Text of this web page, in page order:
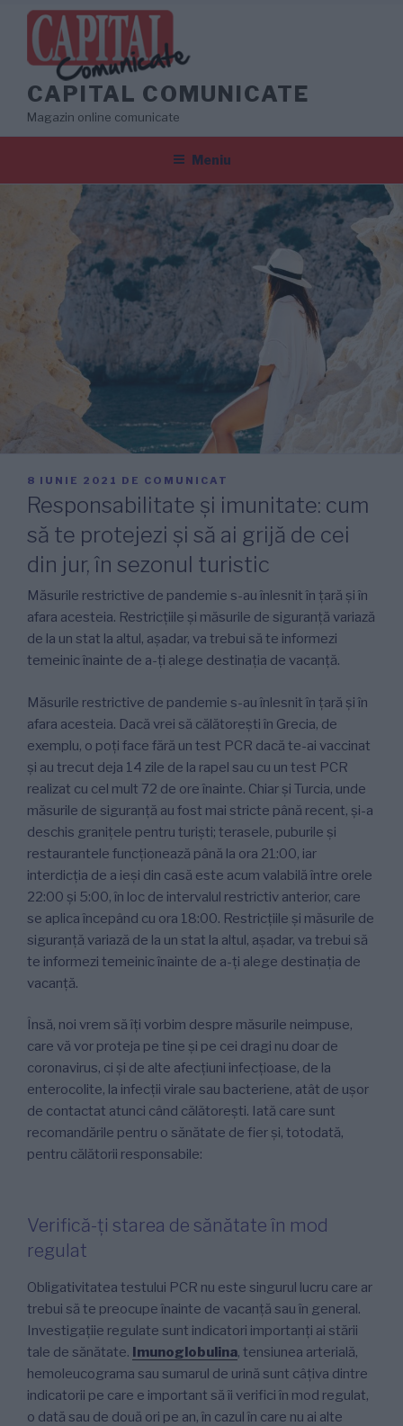
conținut
CAPITAL COMUNICATE
Magazin online comunicate
Meniu
PUBLICAT
PE
8 IUNIE 2021 DE COMUNICAT
Responsabilitate și imunitate: cum
să te protejezi și să ai grijă de cei
din jur, în sezonul turistic
Măsurile restrictive de pandemie s-au înlesnit în țară și în
afara acesteia. Restricțiile și măsurile de siguranță variază
de la un stat la altul, așadar, va trebui să te informezi
temeinic înainte de a-ți alege destinația de vacanță.
Măsurile restrictive de pandemie s-au înlesnit în țară și în
afara acesteia. Dacă vrei să călătorești în Grecia, de
exemplu, o poți face fără un test PCR dacă te-ai vaccinat
și au trecut deja 14 zile de la rapel sau cu un test PCR
realizat cu cel mult 72 de ore înainte. Chiar și Turcia, unde
măsurile de siguranță au fost mai stricte până recent, și-a
deschis granițele pentru turiști; terasele, puburile și
restaurantele funcționează până la ora 21:00, iar
interdicția de a ieși din casă este acum valabilă între orele
22:00 și 5:00, în loc de intervalul restrictiv anterior, care
se aplica începând cu ora 18:00. Restricțiile și măsurile de
siguranță variază de la un stat la altul, așadar, va trebui să
te informezi temeinic înainte de a-ți alege destinația de
vacanță.
Însă, noi vrem să îți vorbim despre măsurile neimpuse,
care vă vor proteja pe tine și pe cei dragi nu doar de
coronavirus, ci și de alte afecțiuni infecțioase, de la
enterocolite, la infecții virale sau bacteriene, atât de ușor
de contactat atunci când călătorești. Iată care sunt
recomandările pentru o sănătate de fier și, totodată,
pentru călătorii responsabile:
Verifică-ți starea de sănătate în mod
regulat
Obligativitatea testului PCR nu este singurul lucru care ar
trebui să te preocupe înainte de vacanță sau în general.
Investigațiie regulate sunt indicatori importanți ai stării
tale de sănătate. Imunoglobulina, tensiunea arterială,
hemoleucograma sau sumarul de urină sunt câțiva dintre
indicatorii pe care e important să îi verifici în mod regulat,
o dată sau de două ori pe an, în cazul în care nu ai alte